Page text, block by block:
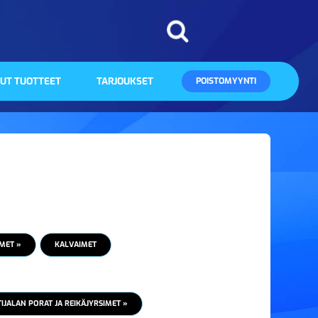
TUOTTEET TARJOUKSET POISTOMYYNTI
» KALVAIMET
PORAT JA REIKÄJYRSIMET »